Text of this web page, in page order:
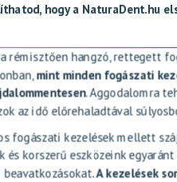
hogy a NaturaDent.hu
rémisztően hangzó, rettegett
mint minden fogászati
. Aggodalomra
az idő előrehaladtával
fogászati kezelések mellett
korszerű eszközeink
beavatkozásokat.A kezelések